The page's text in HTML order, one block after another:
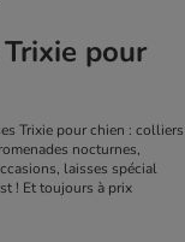
pour
Trixie pour chien : colliers
nocturnes,
laisses spécial
! Et toujours à prix